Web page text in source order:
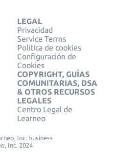
LEGAL
Privacidad
Service Terms
Política de cookies
Configuración de
Cookies
COPYRIGHT, GUÍAS
COMUNITARIAS, DSA
& OTROS RECURSOS
LEGALES
Centro Legal de
Learneo
Inc. business
Inc. 2024